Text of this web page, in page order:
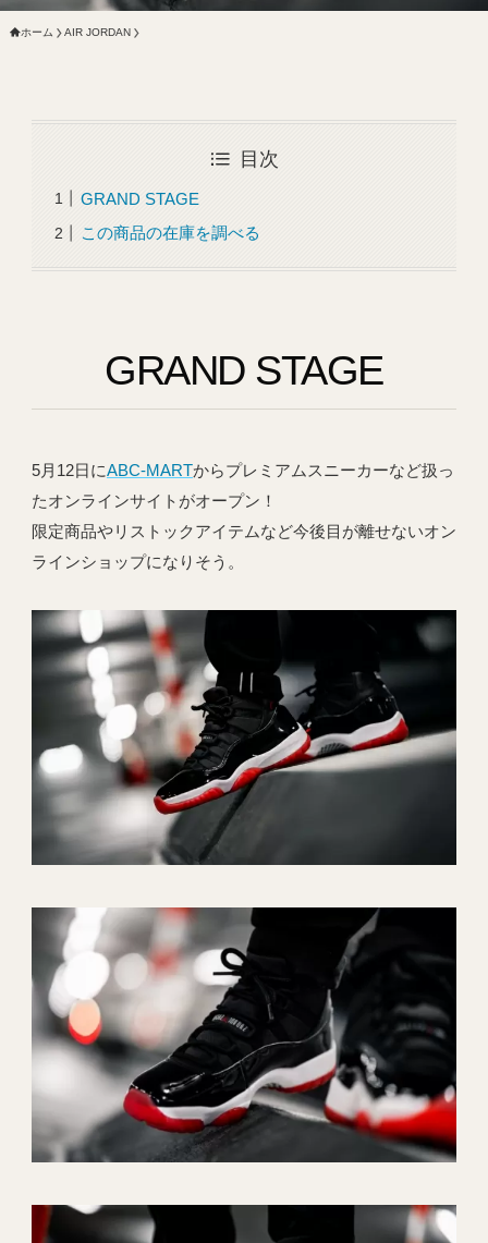
ホーム AIR JORDAN
目次
GRAND STAGE
この商品の在庫を調べる
GRAND STAGE
5月12日にABC-MARTからプレミアムスニーカーなど扱っ
たオンラインサイトがオープン！
限定商品やリストックアイテムなど今後目が離せないオン
ラインショップになりそう。